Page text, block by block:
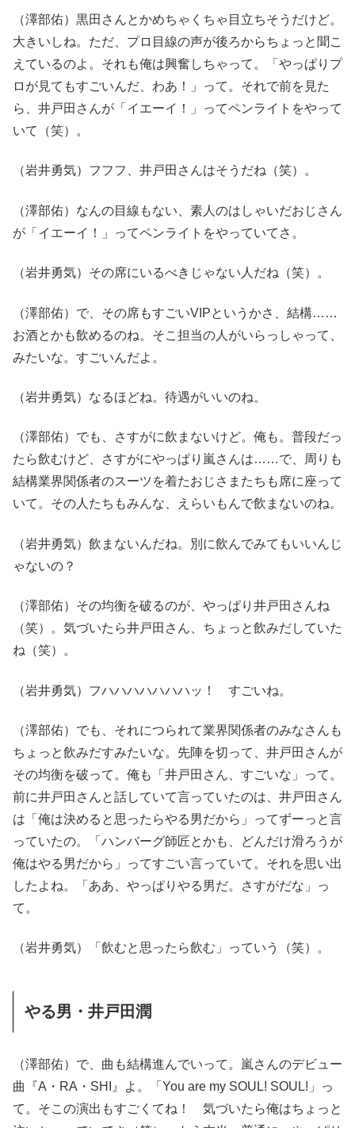
（澤部佑）黒田さんとかめちゃくちゃ目立ちそうだけど。
大きいしね。ただ、プロ目線の声が後ろからちょっと聞こ
えているのよ。それも俺は興奮しちゃって。「やっぱりプ
ロが見てもすごいんだ、わあ！」って。それで前を見た
ら、井戸田さんが「イエーイ！」ってペンライトをやって
いて（笑）。
（岩井勇気）フフフ、井戸田さんはそうだね（笑）。
（澤部佑）なんの目線もない、素人のはしゃいだおじさん
が「イエーイ！」ってペンライトをやっていてさ。
（岩井勇気）その席にいるべきじゃない人だね（笑）。
（澤部佑）で、その席もすごいVIPというかさ、結構……
お酒とかも飲めるのね。そこ担当の人がいらっしゃって、
みたいな。すごいんだよ。
（岩井勇気）なるほどね。待遇がいいのね。
（澤部佑）でも、さすがに飲まないけど。俺も。普段だっ
たら飲むけど、さすがにやっぱり嵐さんは……で、周りも
結構業界関係者のスーツを着たおじさまたちも席に座って
いて。その人たちもみんな、えらいもんで飲まないのね。
（岩井勇気）飲まないんだね。別に飲んでみてもいいんじ
ゃないの？
（澤部佑）その均衡を破るのが、やっぱり井戸田さんね
（笑）。気づいたら井戸田さん、ちょっと飲みだしていた
ね（笑）。
（岩井勇気）フハハハハハハハッ！ すごいね。
（澤部佑）でも、それにつられて業界関係者のみなさんも
ちょっと飲みだすみたいな。先陣を切って、井戸田さんが
その均衡を破って。俺も「井戸田さん、すごいな」って。
前に井戸田さんと話していて言っていたのは、井戸田さん
は「俺は決めると思ったらやる男だから」ってずーっと言
っていたの。「ハンバーグ師匠とかも、どんだけ滑ろうが
俺はやる男だから」ってすごい言っていて。それを思い出
したよね。「ああ、やっぱりやる男だ。さすがだな」っ
て。
（岩井勇気）「飲むと思ったら飲む」っていう（笑）。
やる男・井戸田潤
（澤部佑）で、曲も結構進んでいって。嵐さんのデビュー
曲『A・RA・SHI』よ。「You are my SOUL! SOUL!」っ
て。そこの演出もすごくてね！ 気づいたら俺はちょっと